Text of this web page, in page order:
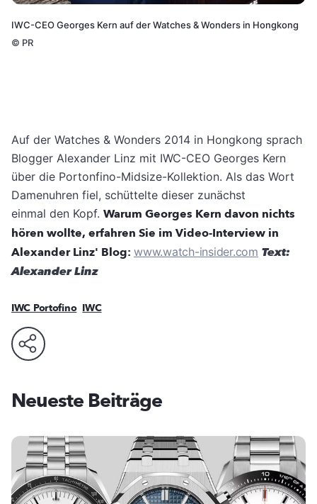
IWC-CEO Georges Kern auf der Watches & Wonders in Hongkong
© PR
Auf der Watches & Wonders 2014 in Hongkong sprach
Blogger Alexander Linz mit IWC-CEO Georges Kern
über die Portonfino-Midsize-Kollektion. Als das Wort
Damenuhren fiel, schüttelte dieser zunächst
einmal den Kopf. Warum Georges Kern davon nichts
hören wollte, erfahren Sie im Video-Interview in
Alexander Linz' Blog: www.watch-insider.com Text:
Alexander Linz
IWC Portofino IWC
Neueste Beiträge